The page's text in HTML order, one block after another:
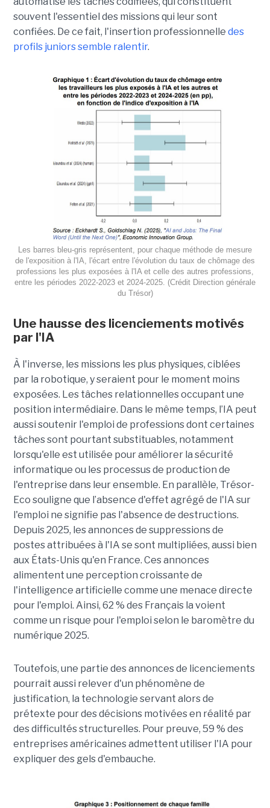
souvent l'essentiel des missions qui leur sont
confiées. De ce fait, l'insertion professionnelle des
profils juniors semble ralentir.
Les barres bleu-gris représentent, pour chaque méthode de mesure
de l'exposition à l'IA, l'écart entre l'évolution du taux de chômage des
professions les plus exposées à l'IA et celle des autres professions,
entre les périodes 2022-2023 et 2024-2025. (Crédit Direction générale
du Trésor)
Une hausse des licenciements motivés
par l'IA
À l'inverse, les missions les plus physiques, ciblées
par la robotique, y seraient pour le moment moins
exposées. Les tâches relationnelles occupant une
position intermédiaire. Dans le même temps, l’IA peut
aussi soutenir l'emploi de professions dont certaines
tâches sont pourtant substituables, notamment
lorsqu'elle est utilisée pour améliorer la sécurité
informatique ou les processus de production de
l'entreprise dans leur ensemble. En parallèle, Trésor-
Eco souligne que l’absence d'effet agrégé de l'IA sur
l'emploi ne signifie pas l'absence de destructions.
Depuis 2025, les annonces de suppressions de
postes attribuées à l'IA se sont multipliées, aussi bien
aux États-Unis qu'en France. Ces annonces
alimentent une perception croissante de
l'intelligence artificielle comme une menace directe
pour l'emploi. Ainsi, 62 % des Français la voient
comme un risque pour l'emploi selon le baromètre du
numérique 2025.
Toutefois, une partie des annonces de licenciements
pourrait aussi relever d'un phénomène de
justification, la technologie servant alors de
prétexte pour des décisions motivées en réalité par
des difficultés structurelles. Pour preuve, 59 % des
entreprises américaines admettent utiliser l'IA pour
expliquer des gels d'embauche.